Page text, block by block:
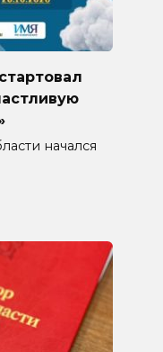
начался